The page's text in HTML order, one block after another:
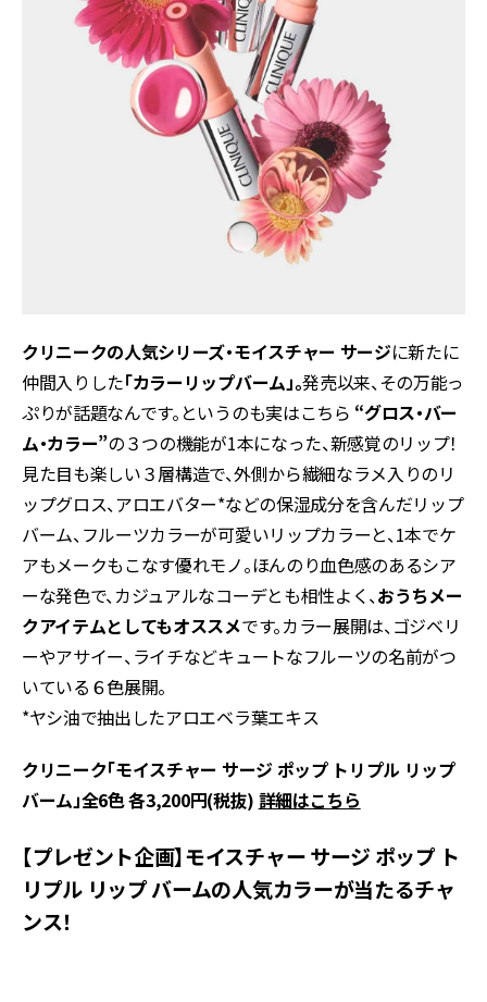
クリニークの人気シリーズ・モイスチャー サージに新たに
仲間入りした「カラーリップバーム」。発売以来、その万能っ
ぷりが話題なんです。というのも実はこちら “グロス・バー
ム・カラー”の３つの機能が1本になった、新感覚のリップ！
見た目も楽しい３層構造で、外側から繊細なラメ入りのリ
ップグロス、アロエバター*などの保湿成分を含んだリップ
バーム、フルーツカラーが可愛いリップカラーと、1本でケ
アもメークもこなす優れモノ。ほんのり血色感のあるシア
ーな発色で、カジュアルなコーデとも相性よく、おうちメー
クアイテムとしてもオススメです。カラー展開は、ゴジベリ
ーやアサイー、ライチなどキュートなフルーツの名前がつ
いている６色展開。
*ヤシ油で抽出したアロエベラ葉エキス
クリニーク「モイスチャー サージ ポップ トリプル リップ
バーム」全6色 各3,200円(税抜) 詳細はこちら
【プレゼント企画】モイスチャー サージ ポップ ト
リプル リップ バームの人気カラーが当たるチャ
ンス！